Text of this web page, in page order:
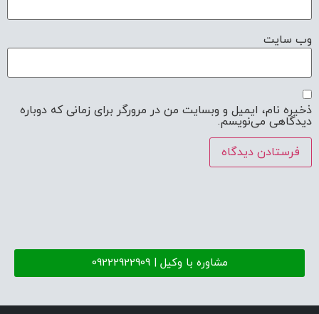
وب‌ سایت
ذخیره نام، ایمیل و وبسایت من در مرورگر برای زمانی که دوباره
دیدگاهی می‌نویسم.
مشاوره با وکیل | 09222922909